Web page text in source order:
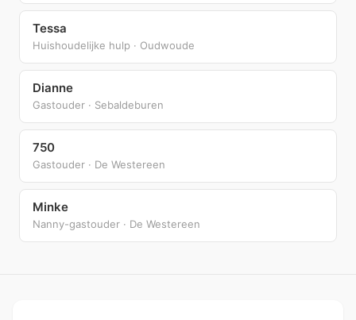
Tessa
Huishoudelijke hulp · Oudwoude
Dianne
Gastouder · Sebaldeburen
750
Gastouder · De Westereen
Minke
Nanny-gastouder · De Westereen